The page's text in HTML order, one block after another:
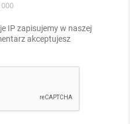
IP zapisujemy w naszej
akceptujesz